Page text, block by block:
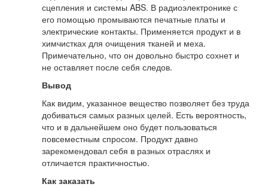
сцепления и системы ABS. В радиоэлектронике с
его помощью промываются печатные платы и
электрические контакты. Применяется продукт и в
химчистках для очищения тканей и меха.
Примечательно, что он довольно быстро сохнет и
не оставляет после себя следов.
Вывод
Как видим, указанное вещество позволяет без труда
добиваться самых разных целей. Есть вероятность,
что и в дальнейшем оно будет пользоваться
повсеместным спросом. Продукт давно
зарекомендовал себя в разных отраслях и
отличается практичностью.
Как заказать